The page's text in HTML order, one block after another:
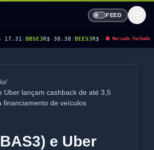
FEED
R$ 38.38|BEES3R$ 8.78 |BEES4R$ 9.16|BMGB4R$
🔴 Mercado Fechado
/
Uber lançam cashback de até 3,5
financiamento de veículos
e Uber